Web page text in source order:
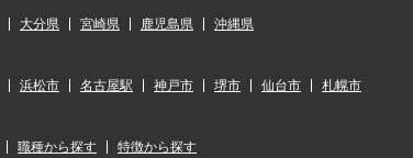
大分県 宮崎県 鹿児島県 沖縄県
浜松市 名古屋駅 神戸市 堺市 仙台市 札幌市
職種から探す 特徴から探す